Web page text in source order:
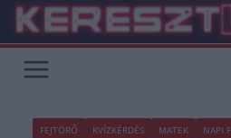
Skip
content
FEJTÖRŐ KVÍZKÉRDÉS MATEK NAPI